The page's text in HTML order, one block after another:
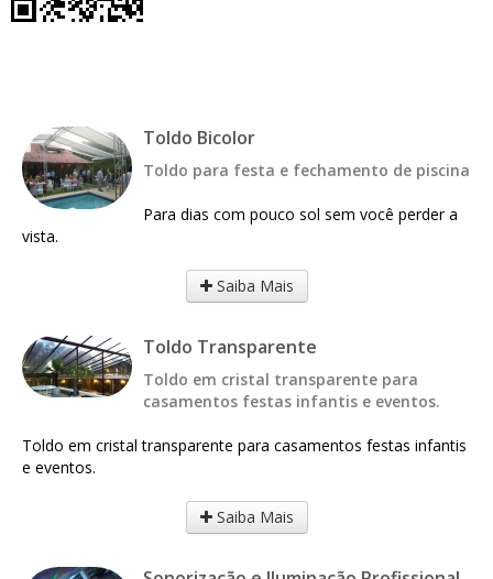
Toldo Bicolor
Toldo para festa e fechamento de piscina
Para dias com pouco sol sem você perder a
vista.
Saiba Mais
Toldo Transparente
Toldo em cristal transparente para
casamentos festas infantis e eventos.
Toldo em cristal transparente para casamentos festas infantis
e eventos.
Saiba Mais